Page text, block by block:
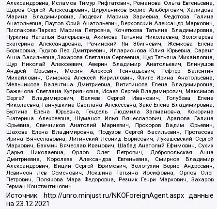
Александровна, Исламов Тимур Рифгатович, Романова Ольга Евгеньевна,
Щаров Сергей Алексадрович, Цирульников Борис Альбертович, Халидова
Марина Владимировна, Людевиг Марина Зариевна, Федотова Галина
Анатольевна, Паутов Юрий Анатольевич, Верховский Александр Маркович,
Пислакова-Паркер Марина Петровна, Кочеткова Татьяна Владимировна,
Чуркина Наталья Валерьевна, Акимова Татьяна Николаевна, Золотарева
Екатерина Александровна, Рачинский Ян Збигневич, Жемкова Елена
Борисовна, Гудков Лев Дмитриевич, Илларионова Юлия Юрьевна, Саранг
Анна Васильевна, Захарова Светлана Сергеевна, Щур Татьяна Михайловна,
Щур Николай Алексеевич, Аверин Владимир Анатольевич, Блинушов
Андрей Юрьевич, Мосин Алексей Геннадьевич, Гефтер Валентин
Михайлович, Симонов Алексей Кириллович, Флиге Ирина Анатольевна,
Мельникова Валентина Дмитриевна, Вититинова Елена Владимировна,
Баженова Светлана Куприяновна, Исаев Сергей Владимирович, Максимов
Сергей Владимирович, Беляев Сергей Иванович, Голубева Елена
Николаевна, Ганнушкина Светлана Алексеевна, Закс Елена Владимировна,
Буртина Елена Юрьевна, Гендель Людмила Залмановна, Кокорина
Екатерина Алексеевна, Шуманов Илья Вячеславович, Арапова Галина
Юрьевна, Свечников Анатолий Мариевич, Прохоров Вадим Юрьевич,
Шахова Елена Владимировна, Подузов Сергей Васильевич, Протасова
Ирина Вячеславовна, Литинский Леонид Борисович, Лукашевский Сергей
Маркович, Бахмин Вячеслав Иванович, Шабад Анатолий Ефимович, Сухих
Дарья Николаевна, Орлов Олег Петрович, Добровольская Анна
Дмитриевна, Королева Александра Евгеньевна, Смирнов Владимир
Александрович, Вицин Сергей Ефимович, Золотухин Борис Андреевич,
Левинсон Лев Семенович, Локшина Татьяна Иосифовна, Орлов Олег
Петрович, Полякова Мара Федоровна, Резник Генри Маркович, Захаров
Герман Константинович
Источник: http://unro.minjust.ru/NKOForeignAgent.aspxданные
на23.12.2021